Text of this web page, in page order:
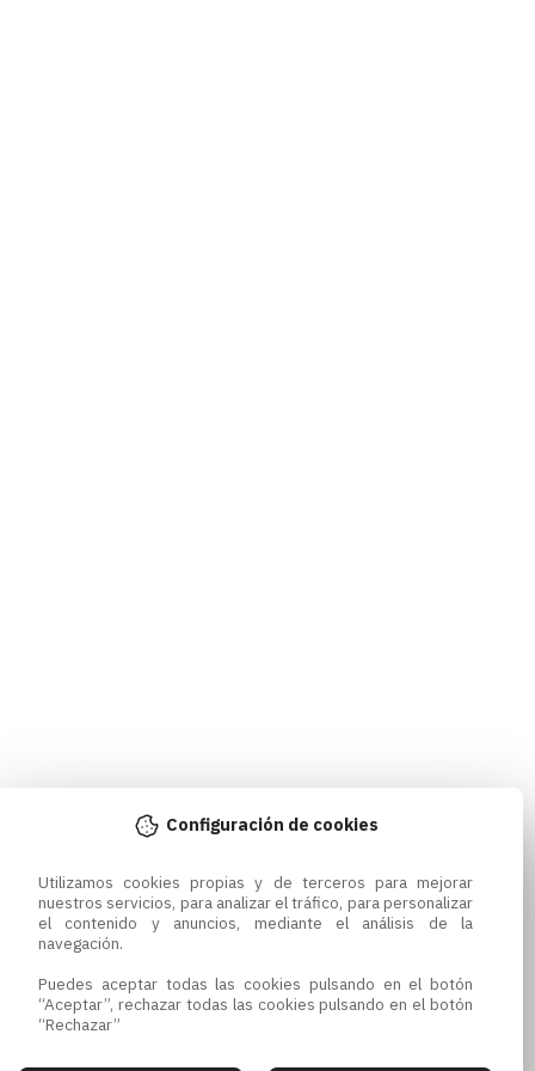
Configuración de cookies
Utilizamos cookies propias y de terceros para mejorar
nuestros servicios, para analizar el tráfico, para personalizar
el contenido y anuncios, mediante el análisis de la
navegación.
Puedes aceptar todas las cookies pulsando en el botón
“Aceptar”, rechazar todas las cookies pulsando en el botón
“Rechazar”